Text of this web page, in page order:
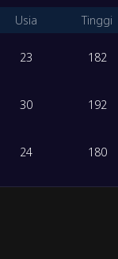
Usia Tinggi
23 182
30 192
24 180